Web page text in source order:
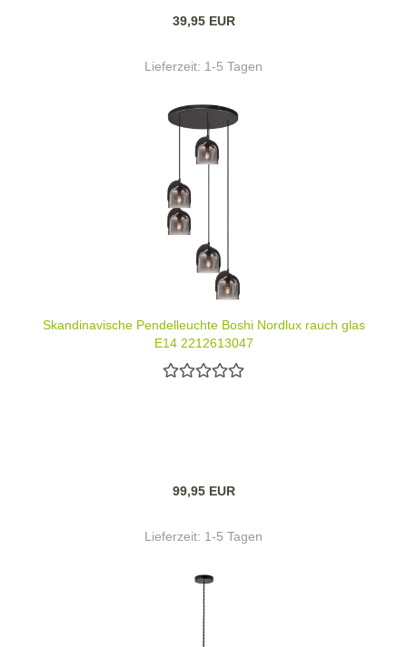
39,95 EUR
Lieferzeit: 1-5 Tagen
Skandinavische Pendelleuchte Boshi Nordlux rauch glas
E14 2212613047
99,95 EUR
Lieferzeit: 1-5 Tagen